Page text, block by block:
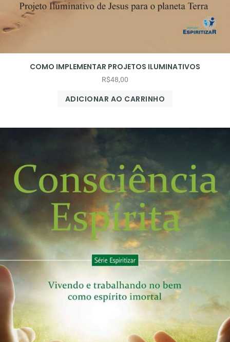
COMO IMPLEMENTAR PROJETOS ILUMINATIVOS
R$48,00
ADICIONAR AO CARRINHO